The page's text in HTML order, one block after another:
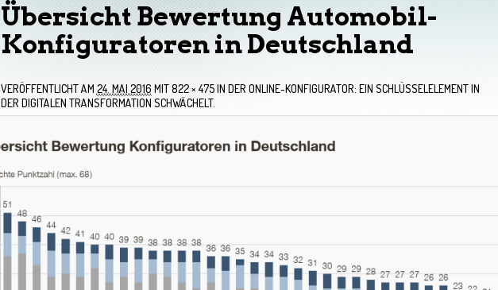
Übersicht Bewertung Automobil-
Konfiguratoren in Deutschland
VERÖFFENTLICHT AM 24. MAI 2016 MIT822 × 475IN DER ONLINE-KONFIGURATOR: EIN SCHLÜSSELELEMENT IN
DER DIGITALEN TRANSFORMATION SCHWÄCHELT.